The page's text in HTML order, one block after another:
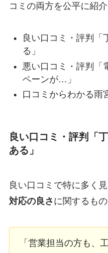
コミの両方を公平に紹介
良い口コミ・評判「
る」
悪い口コミ・評判「
ペーンが…」
口コミからわかる雨
良い口コミ・評判「
ある」
良い口コミで特に多く見
対応の良さ に関するもの
「営業担当の方も、